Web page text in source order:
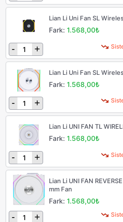
Lian Li Uni Fan SL
Fark:1.568,00₺
- +
Lian Li Uni Fan SL
Fark:1.568,00₺
- +
Lian Li UNI FAN TL
Fark:1.568,00₺
- +
Lian Li UNI FAN
mm Fan
Fark:1.568,00₺
- +